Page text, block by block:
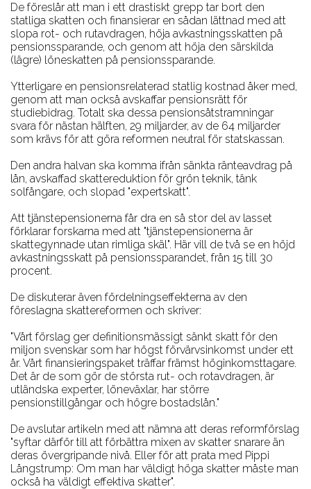
De föreslår att man i ett drastiskt grepp tar bort den
statliga skatten och finansierar en sådan lättnad med att
slopa rot- och rutavdragen, höja avkastningsskatten på
pensionssparande, och genom att höja den särskilda
(lägre) löneskatten på pensionssparande.
Ytterligare en pensionsrelaterad statlig kostnad åker med,
genom att man också avskaffar pensionsrätt för
studiebidrag. Totalt ska dessa pensionsåtstramningar
svara för nästan hälften, 29 miljarder, av de 64 miljarder
som krävs för att göra reformen neutral för statskassan.
Den andra halvan ska komma ifrån sänkta ränteavdrag på
lån, avskaffad skattereduktion för grön teknik, tänk
solfångare, och slopad "expertskatt".
Att tjänstepensionerna får dra en så stor del av lasset
förklarar forskarna med att "tjänstepensionerna är
skattegynnade utan rimliga skäl". Här vill de två se en höjd
avkastningsskatt på pensionssparandet, från 15 till 30
procent.
De diskuterar även fördelningseffekterna av den
föreslagna skattereformen och skriver:
"Vårt förslag ger definitionsmässigt sänkt skatt för den
miljon svenskar som har högst förvärvsinkomst under ett
år. Vårt finansieringspaket träffar främst höginkomsttagare.
Det är de som gör de största rut- och rotavdragen, är
utländska experter, löneväxlar, har större
pensionstillgångar och högre bostadslån."
De avslutar artikeln med att nämna att deras reformförslag
"syftar därför till att förbättra mixen av skatter snarare än
deras övergripande nivå. Eller för att prata med Pippi
Långstrump: Om man har väldigt höga skatter måste man
också ha väldigt effektiva skatter".